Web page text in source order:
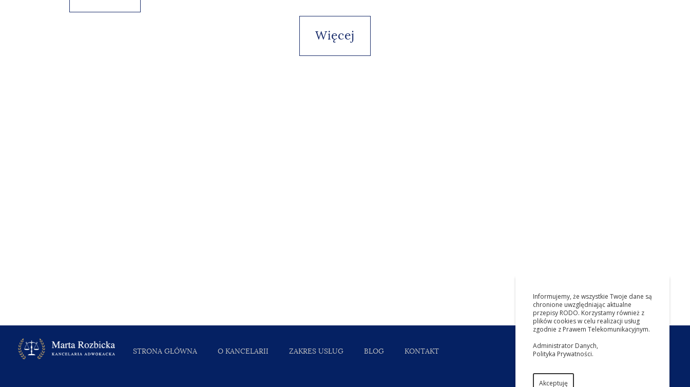
Więcej
STRONA GŁÓWNA O KANCELARII ZAKRES USŁUG BLOG KONTAKT
Informujemy, że wszystkie Twoje dane są
chronione uwzględniając aktualne
przepisy RODO. Korzystamy również z
plików cookies w celu realizacji usług
zgodnie z Prawem Telekomunikacyjnym.
Administrator Danych,
Polityka Prywatności.
Akceptuję